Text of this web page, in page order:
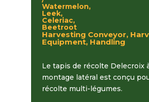
Watermelon,
Leek,
Celeriac,
Beetroot
Harvesting Conveyor,
Equipment, Handling
Le tapis de récolte Delecroix
montage latéral est conçu
récolte multi-légumes.